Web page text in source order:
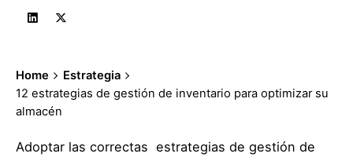
Home
Estrategia
12 estrategias de gestión de inventario para optimizar su
almacén
Adoptar las correctas estrategias de gestión de